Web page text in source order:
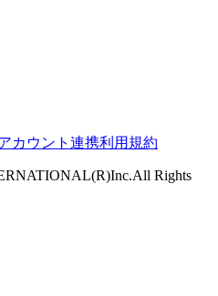
カウント連携利用規約
Rights